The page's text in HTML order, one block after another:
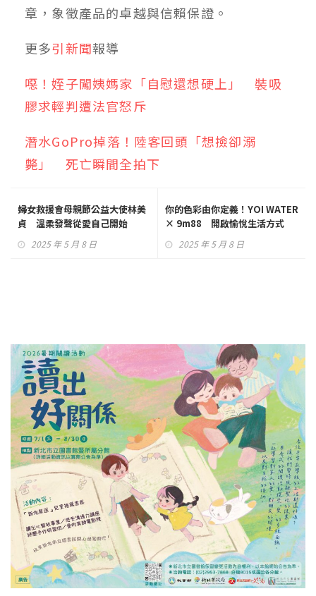
章，象徵產品的卓越與信賴保證。
更多引新聞報導
噁！姪子闖姨媽家「自慰還想硬上」 裝吸
膠求輕判遭法官怒斥
潛水GoPro掉落！陸客回頭「想撿卻溺
斃」 死亡瞬間全拍下
婦女救援會母親節公益大使林美
貞 溫柔發聲從愛自己開始
2025 年 5 月 8 日
你的色彩由你定義！YOI WATER
× 9m88 開啟愉悅生活方式
2025 年 5 月 8 日